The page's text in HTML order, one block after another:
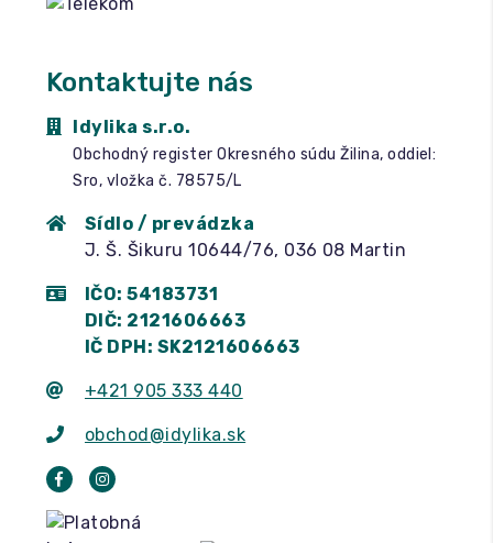
Kontaktujte nás
Idylika s.r.o.
Obchodný register Okresného súdu Žilina, oddiel:
Sro, vložka č. 78575/L
Sídlo / prevádzka
J. Š. Šikuru 10644/76, 036 08 Martin
IČO: 54183731
DIČ: 2121606663
IČ DPH: SK2121606663
+421 905 333 440
obchod@idylika.sk